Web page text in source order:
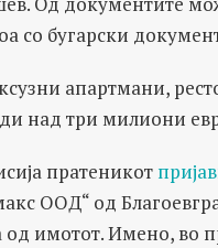
со бугарски
апартмани,
над три милиони
пратеникот
ООД“ од
имотот. Имено, во